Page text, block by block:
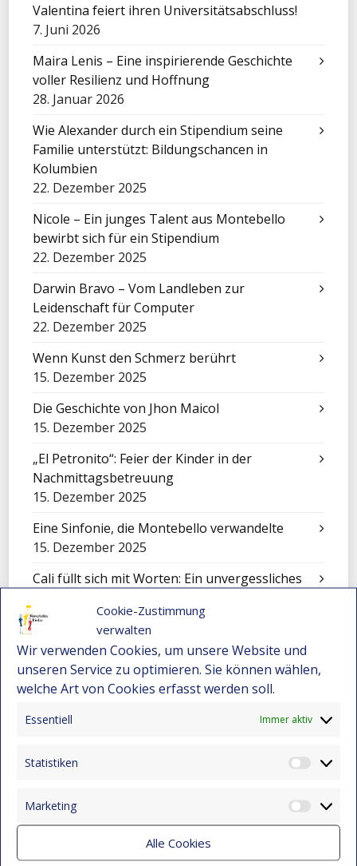
Cookie-Zustimmung
verwalten
Wir verwenden Cookies, um unsere Website und
unseren Service zu optimieren. Sie können wählen,
welche Art von Cookies erfasst werden soll.
Essentiell Immer aktiv
Statistiken
Marketing
Alle Cookies
Valentina feiert ihren Universitätsabschluss!
7. Juni 2026
Maira Lenis – Eine inspirierende Geschichte
voller Resilienz und Hoffnung
28. Januar 2026
Wie Alexander durch ein Stipendium seine
Familie unterstützt: Bildungschancen in
Kolumbien
22. Dezember 2025
Nicole – Ein junges Talent aus Montebello
bewirbt sich für ein Stipendium
22. Dezember 2025
Darwin Bravo – Vom Landleben zur
Leidenschaft für Computer
22. Dezember 2025
Wenn Kunst den Schmerz berührt
15. Dezember 2025
Die Geschichte von Jhon Maicol
15. Dezember 2025
„El Petronito“: Feier der Kinder in der
Nachmittagsbetreuung
15. Dezember 2025
Eine Sinfonie, die Montebello verwandelte
15. Dezember 2025
Cali füllt sich mit Worten: Ein unvergessliches
15. Dezember 2025
Festival-Seminar für Orchesterleitung 2025 –
Wo Gemeinschaft und Musik neue Wege
eröffnen
Esperanza beim Festival in El Salvador
Feier zum Tag der Liebe und Freundschaft
9. November 2025
Mit Klängen gemeinsam wachsen: Sinfonisches